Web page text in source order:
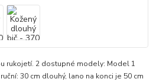
rukojetí. 2 dostupné modely: Model 1
30 cm dlouhý, lano na konci je 50 cm